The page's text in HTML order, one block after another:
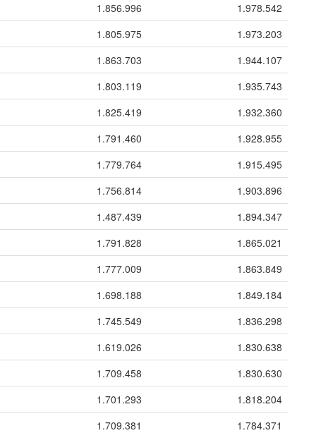
1.856.996
1.978.542
1.805.975
1.973.203
1.863.703
1.944.107
1.803.119
1.935.743
1.825.419
1.932.360
1.791.460
1.928.955
1.779.764
1.915.495
1.756.814
1.903.896
1.487.439
1.894.347
1.791.828
1.865.021
1.777.009
1.863.849
1.698.188
1.849.184
1.745.549
1.836.298
1.619.026
1.830.638
1.709.458
1.830.630
1.701.293
1.818.204
1.709.381
1.784.371